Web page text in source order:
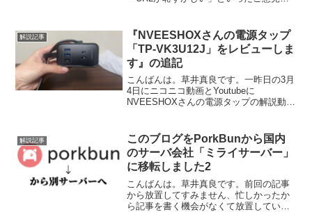
して機能させる事にしました。今までは
ドメイン代をケ...
解説記事
『NVEESHOXさんの電源タップ
「‎TP-VK3U12J」をレビューしま
す』の追記
こんばんは。草井真良です。一昨日の3月
4日にニコニコ動画とYoutubeに
NVEESHOXさんの電源タップの解説動画
聞きしたので追記します。動画内で電源
タップに付属して...
解説記事
このブログをPorkBunから国内
のサーバ会社「ミライサーバー」
に移転しました2
こんばんは。草井真良です。前回の記事
から放置してすみません、忙しかったか
ら記事を書く機会がなくて放置していま